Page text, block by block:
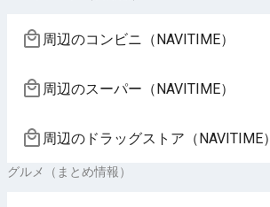
周辺のコンビニ（NAVITIME）
周辺のスーパー（NAVITIME）
周辺のドラッグストア（NAVITIME）
グルメ（まとめ情報）